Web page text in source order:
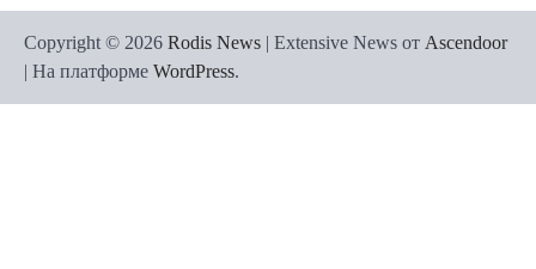
Copyright © 2026 Rodis News | Extensive News от Ascendoor
| На платформе WordPress.